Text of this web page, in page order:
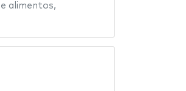
alimentos,